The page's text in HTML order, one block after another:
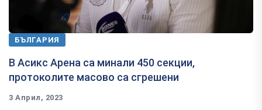
БЪЛГАРИЯ
В Асикс Арена са минали 450 секции,
протоколите масово са сгрешени
3 Април, 2023